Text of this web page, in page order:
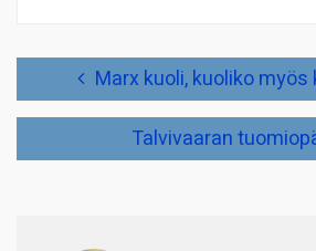
Artikkelien Marx kuoli, kuoliko
Talvivaaran